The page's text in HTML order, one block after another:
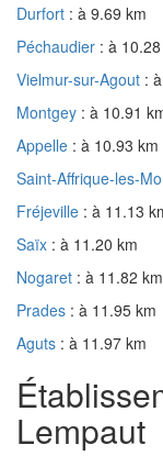
Durfort : à 9.69 km
Péchaudier : à
Vielmur-sur-Agout :
Montgey : à 10.91
Appelle : à 10.93 km
Saint-Affrique-les-
Fréjeville : à 11.13
Saïx : à 11.20 km
Nogaret : à 11.82 km
Prades : à 11.95 km
Aguts : à 11.97 km
Lempaut